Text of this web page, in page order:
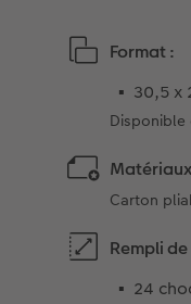
Format :
30,5 x
Carton
Rempli de
24